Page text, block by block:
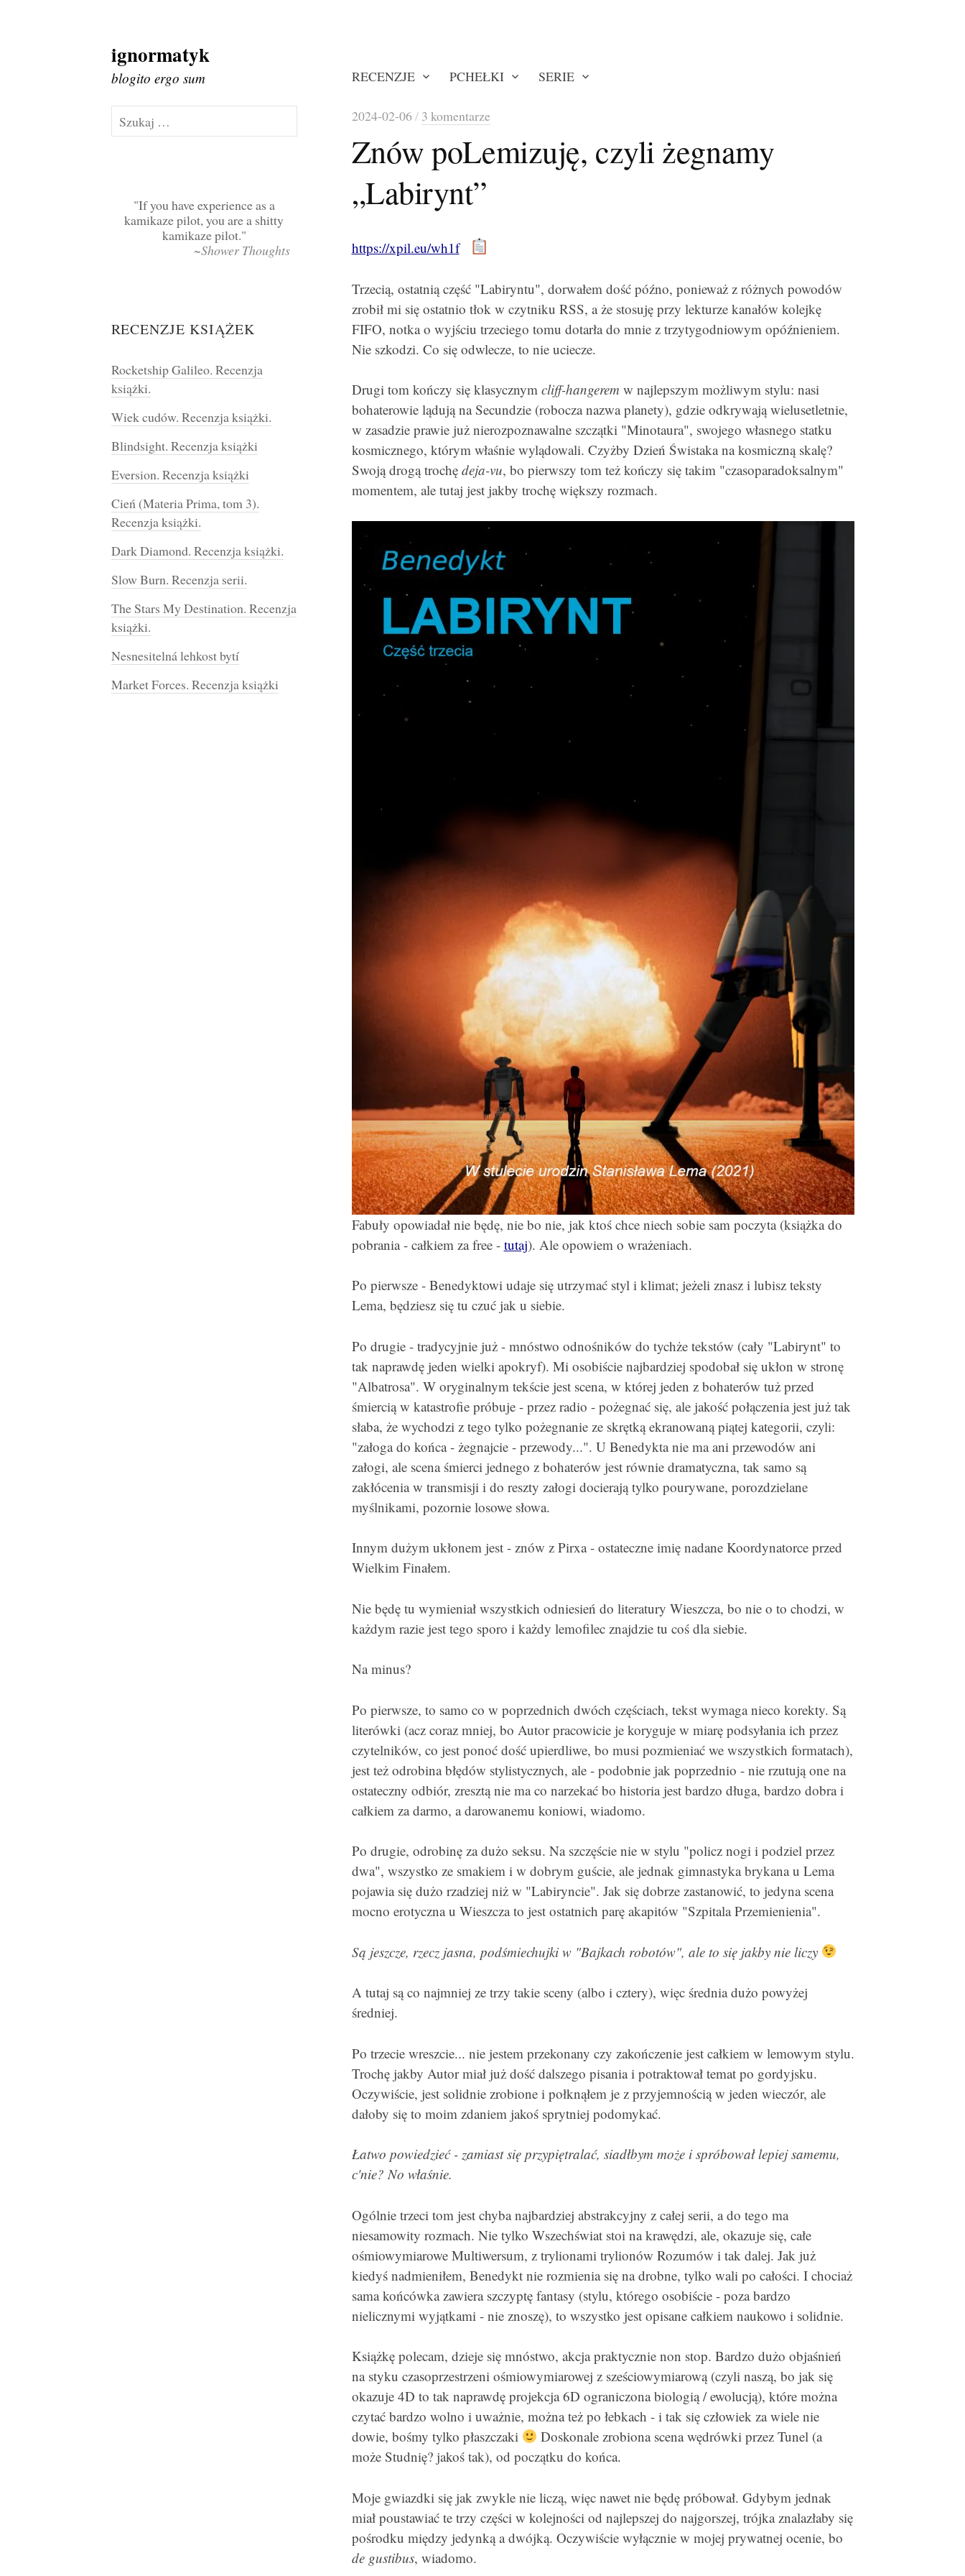
Skip
to
content
ignormatyk
blogito ergo sum RECENZJE PCHEŁKI SERIE
2024-02-06/ 3 komentarze
Znów poLemizuję, czyli żegnamy
„Labirynt”
https://xpil.eu/wh1f
Trzecią, ostatnią część "Labiryntu", dorwałem dość późno, ponieważ z różnych powodów
zrobił mi się ostatnio tłok w czytniku RSS, a że stosuję przy lekturze kanałów kolejkę
FIFO, notka o wyjściu trzeciego tomu dotarła do mnie z trzytygodniowym opóźnieniem.
Nie szkodzi. Co się odwlecze, to nie uciecze.
Drugi tom kończy się klasycznym cliff-hangerem w najlepszym możliwym stylu: nasi
bohaterowie lądują na Secundzie (robocza nazwa planety), gdzie odkrywają wielusetletnie,
w zasadzie prawie już nierozpoznawalne szczątki "Minotaura", swojego własnego statku
kosmicznego, którym właśnie wylądowali. Czyżby Dzień Świstaka na kosmiczną skalę?
Swoją drogą trochę deja-vu, bo pierwszy tom też kończy się takim "czasoparadoksalnym"
momentem, ale tutaj jest jakby trochę większy rozmach.
Fabuły opowiadał nie będę, nie bo nie, jak ktoś chce niech sobie sam poczyta (książka do
pobrania - całkiem za free - tutaj). Ale opowiem o wrażeniach.
Po pierwsze - Benedyktowi udaje się utrzymać styl i klimat; jeżeli znasz i lubisz teksty
Lema, będziesz się tu czuć jak u siebie.
Po drugie - tradycyjnie już - mnóstwo odnośników do tychże tekstów (cały "Labirynt" to
tak naprawdę jeden wielki apokryf). Mi osobiście najbardziej spodobał się ukłon w stronę
"Albatrosa". W oryginalnym tekście jest scena, w której jeden z bohaterów tuż przed
śmiercią w katastrofie próbuje - przez radio - pożegnać się, ale jakość połączenia jest już tak
słaba, że wychodzi z tego tylko pożegnanie ze skrętką ekranowaną piątej kategorii, czyli:
"załoga do końca - żegnajcie - przewody...". U Benedykta nie ma ani przewodów ani
załogi, ale scena śmierci jednego z bohaterów jest równie dramatyczna, tak samo są
zakłócenia w transmisji i do reszty załogi docierają tylko pourywane, porozdzielane
myślnikami, pozornie losowe słowa.
Innym dużym ukłonem jest - znów z Pirxa - ostateczne imię nadane Koordynatorce przed
Wielkim Finałem.
Nie będę tu wymieniał wszystkich odniesień do literatury Wieszcza, bo nie o to chodzi, w
każdym razie jest tego sporo i każdy lemofilec znajdzie tu coś dla siebie.
Na minus?
Po pierwsze, to samo co w poprzednich dwóch częściach, tekst wymaga nieco korekty. Są
literówki (acz coraz mniej, bo Autor pracowicie je koryguje w miarę podsyłania ich przez
czytelników, co jest ponoć dość upierdliwe, bo musi pozmieniać we wszystkich formatach),
jest też odrobina błędów stylistycznych, ale - podobnie jak poprzednio - nie rzutują one na
ostateczny odbiór, zresztą nie ma co narzekać bo historia jest bardzo długa, bardzo dobra i
całkiem za darmo, a darowanemu koniowi, wiadomo.
Po drugie, odrobinę za dużo seksu. Na szczęście nie w stylu "policz nogi i podziel przez
dwa", wszystko ze smakiem i w dobrym guście, ale jednak gimnastyka brykana u Lema
pojawia się dużo rzadziej niż w "Labiryncie". Jak się dobrze zastanowić, to jedyna scena
mocno erotyczna u Wieszcza to jest ostatnich parę akapitów "Szpitala Przemienienia".
Są jeszcze, rzecz jasna, podśmiechujki w "Bajkach robotów", ale to się jakby nie liczy
A tutaj są co najmniej ze trzy takie sceny (albo i cztery), więc średnia dużo powyżej
średniej.
Po trzecie wreszcie... nie jestem przekonany czy zakończenie jest całkiem w lemowym stylu.
Trochę jakby Autor miał już dość dalszego pisania i potraktował temat po gordyjsku.
Oczywiście, jest solidnie zrobione i połknąłem je z przyjemnością w jeden wieczór, ale
dałoby się to moim zdaniem jakoś sprytniej podomykać.
Łatwo powiedzieć - zamiast się przypiętralać, siadłbym może i spróbował lepiej samemu,
c'nie? No właśnie.
Ogólnie trzeci tom jest chyba najbardziej abstrakcyjny z całej serii, a do tego ma
niesamowity rozmach. Nie tylko Wszechświat stoi na krawędzi, ale, okazuje się, całe
ośmiowymiarowe Multiwersum, z trylionami trylionów Rozumów i tak dalej. Jak już
kiedyś nadmieniłem, Benedykt nie rozmienia się na drobne, tylko wali po całości. I chociaż
sama końcówka zawiera szczyptę fantasy (stylu, którego osobiście - poza bardzo
nielicznymi wyjątkami - nie znoszę), to wszystko jest opisane całkiem naukowo i solidnie.
Książkę polecam, dzieje się mnóstwo, akcja praktycznie non stop. Bardzo dużo objaśnień
na styku czasoprzestrzeni ośmiowymiarowej z sześciowymiarową (czyli naszą, bo jak się
okazuje 4D to tak naprawdę projekcja 6D ograniczona biologią / ewolucją), które można
czytać bardzo wolno i uważnie, można też po łebkach - i tak się człowiek za wiele nie
dowie, bośmy tylko płaszczaki
Doskonale zrobiona scena wędrówki przez Tunel (a
może Studnię? jakoś tak), od początku do końca.
Moje gwiazdki się jak zwykle nie liczą, więc nawet nie będę próbował. Gdybym jednak
miał poustawiać te trzy części w kolejności od najlepszej do najgorszej, trójka znalazłaby się
pośrodku między jedynką a dwójką. Oczywiście wyłącznie w mojej prywatnej ocenie, bo
de gustibus, wiadomo.
Szukaj:
If you have experience as a
kamikaze pilot, you are a shitty
kamikaze pilot.
~Shower Thoughts
RECENZJE KSIĄŻEK
Rocketship Galileo. Recenzja
książki.
Wiek cudów. Recenzja książki.
Blindsight. Recenzja książki
Eversion. Recenzja książki
Cień (Materia Prima, tom 3).
Recenzja książki.
Dark Diamond. Recenzja książki.
Slow Burn. Recenzja serii.
The Stars My Destination. Recenzja
książki.
Nesnesitelná lehkost bytí
Market Forces. Recenzja książki